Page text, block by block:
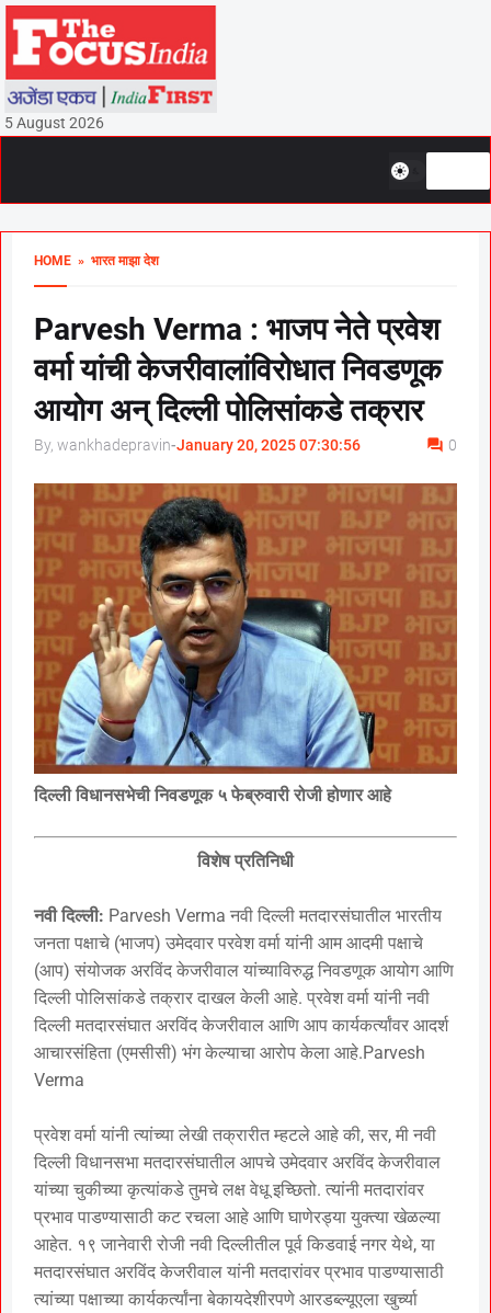
5 August 2026
HOME » भारत माझा देश
Parvesh Verma : भाजप नेते प्रवेश
वर्मा यांची केजरीवालांविरोधात निवडणूक
आयोग अन् दिल्ली पोलिसांकडे तक्रार
By, wankhadepravin-January 20, 2025 07:30:56 0
दिल्ली विधानसभेची निवडणूक ५ फेब्रुवारी रोजी होणार आहे
विशेष प्रतिनिधी
नवी दिल्ली: Parvesh Verma नवी दिल्ली मतदारसंघातील भारतीय
जनता पक्षाचे (भाजप) उमेदवार परवेश वर्मा यांनी आम आदमी पक्षाचे
(आप) संयोजक अरविंद केजरीवाल यांच्याविरुद्ध निवडणूक आयोग आणि
दिल्ली पोलिसांकडे तक्रार दाखल केली आहे. प्रवेश वर्मा यांनी नवी
दिल्ली मतदारसंघात अरविंद केजरीवाल आणि आप कार्यकर्त्यांवर आदर्श
आचारसंहिता (एमसीसी) भंग केल्याचा आरोप केला आहे.Parvesh
Verma
प्रवेश वर्मा यांनी त्यांच्या लेखी तक्रारीत म्हटले आहे की, सर, मी नवी
दिल्ली विधानसभा मतदारसंघातील आपचे उमेदवार अरविंद केजरीवाल
यांच्या चुकीच्या कृत्यांकडे तुमचे लक्ष वेधू इच्छितो. त्यांनी मतदारांवर
प्रभाव पाडण्यासाठी कट रचला आहे आणि घाणेरड्या युक्त्या खेळल्या
आहेत. १९ जानेवारी रोजी नवी दिल्लीतील पूर्व किडवाई नगर येथे, या
मतदारसंघात अरविंद केजरीवाल यांनी मतदारांवर प्रभाव पाडण्यासाठी
त्यांच्या पक्षाच्या कार्यकर्त्यांना बेकायदेशीरपणे आरडब्ल्यूएला खुर्च्या